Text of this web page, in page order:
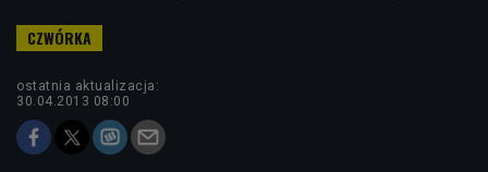
ostatnia aktualizacja:
30.04.2013 08:00